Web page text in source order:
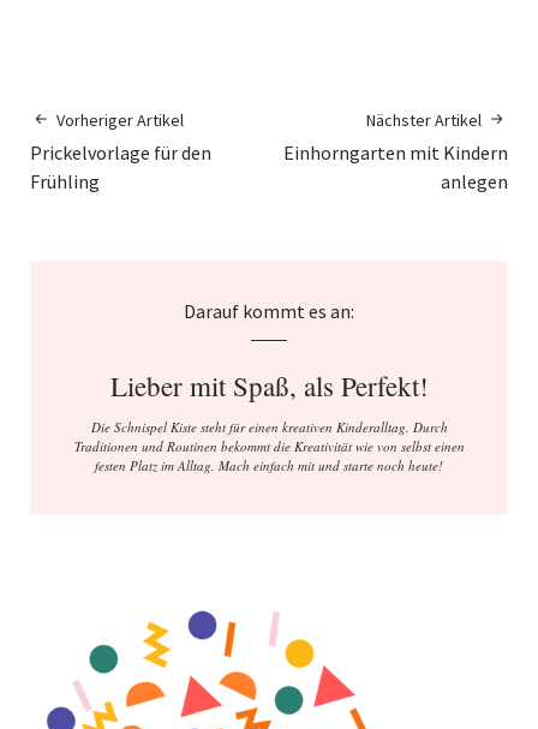
Vorheriger Artikel
Prickelvorlage für den
Frühling
Nächster Artikel
Einhorngarten mit Kindern
anlegen
Darauf kommt es an:
Lieber mit Spaß, als Perfekt!
Die Schnispel Kiste steht für einen kreativen Kinderalltag. Durch
Traditionen und Routinen bekommt die Kreativität wie von selbst einen
festen Platz im Alltag. Mach einfach mit und starte noch heute!